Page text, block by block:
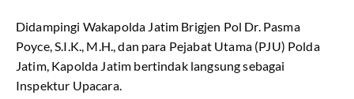
​Didampingi Wakapolda Jatim Brigjen Pol Dr. Pasma
Poyce, S.I.K., M.H., dan para Pejabat Utama (PJU) Polda
Jatim, Kapolda Jatim bertindak langsung sebagai
Inspektur Upacara.